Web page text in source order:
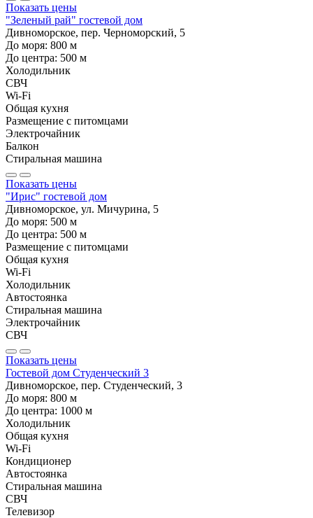
Показать цены
"Зеленый рай" гостевой дом
Дивноморское, пер. Черноморский, 5
До моря: 800 м
До центра: 500 м
Холодильник
СВЧ
Wi-Fi
Общая кухня
Размещение с питомцами
Электрочайник
Балкон
Стиральная машина
Показать цены
"Ирис" гостевой дом
Дивноморское, ул. Мичурина, 5
До моря: 500 м
До центра: 500 м
Размещение с питомцами
Общая кухня
Wi-Fi
Холодильник
Автостоянка
Стиральная машина
Электрочайник
СВЧ
Показать цены
Гостевой дом Студенческий 3
Дивноморское, пер. Студенческий, 3
До моря: 800 м
До центра: 1000 м
Холодильник
Общая кухня
Wi-Fi
Кондиционер
Автостоянка
Стиральная машина
СВЧ
Телевизор